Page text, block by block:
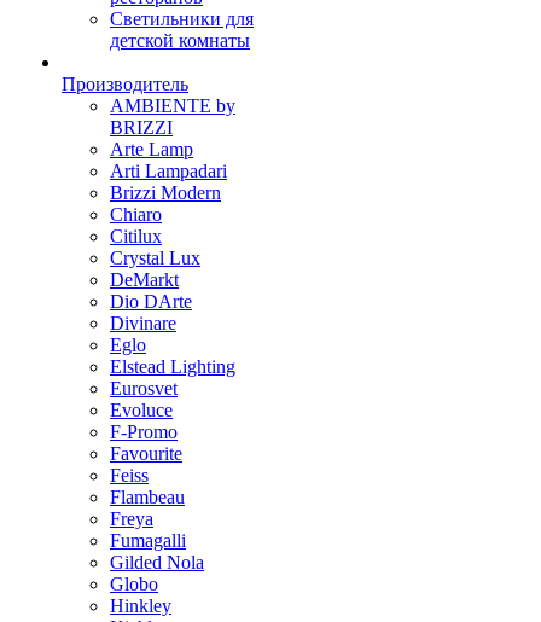
Светильники для
детской комнаты
Производитель
AMBIENTE by
BRIZZI
Arte Lamp
Arti Lampadari
Brizzi Modern
Chiaro
Citilux
Crystal Lux
DeMarkt
Dio DArte
Divinare
Eglo
Elstead Lighting
Eurosvet
Evoluce
F-Promo
Favourite
Feiss
Flambeau
Freya
Fumagalli
Gilded Nola
Globo
Hinkley